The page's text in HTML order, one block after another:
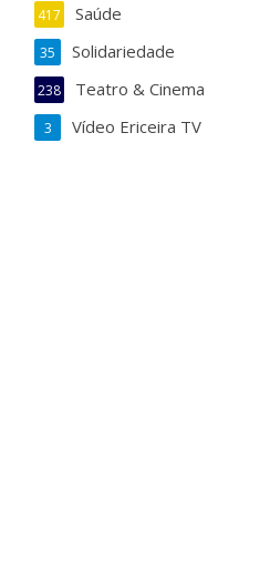
Saúde
417
Solidariedade
35
Teatro & Cinema
238
Vídeo Ericeira TV
3